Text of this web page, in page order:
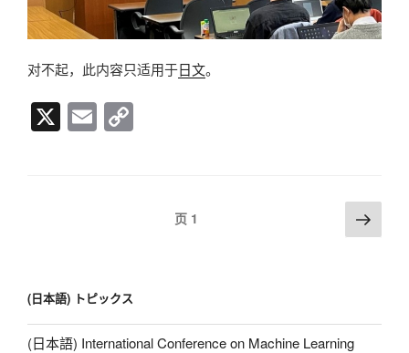
对不起，此内容只适用于日文。
X E
m
航
页 1 下
一
(日本語) トピックス
(日本語) International Conference on Machine Learning